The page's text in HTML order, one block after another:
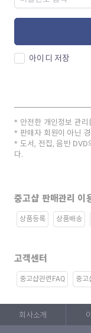
아이디 저장
안전한 개인정보 관
판매자 회원이 아닌
도서, 전집, 음반 DVD
다.
중고샵 판매관리 이
상품등록 상품배송
고객센터
중고샵관련FAQ 중고
회사소개